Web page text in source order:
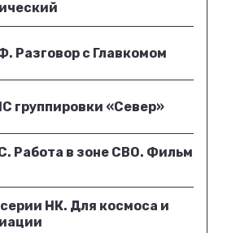
Разговор с Главкомом
группировки «Север»
Работа в зоне СВО. Фильм
НК. Для космоса и